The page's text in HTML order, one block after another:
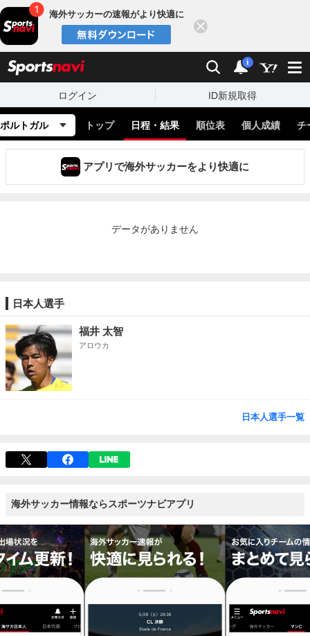
海外サッカーの速報がより快適に
検索 通知
i
ログイン ID新規取得
ポルトガル トップ 日程・結果 順位表 個人成績 チ
アプリで海外サッカーをより快適に
データがありません
日本人選手
福井 太智
アロウカ
日本人選手一覧
海外サッカー情報ならスポーツナビアプリ